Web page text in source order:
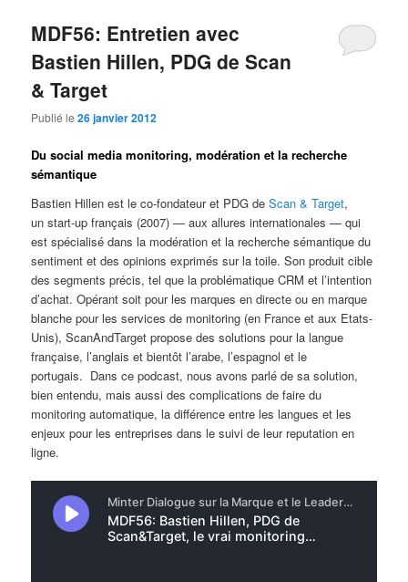
MDF56: Entretien avec
Bastien Hillen, PDG de Scan
& Target
Publié le26 janvier 2012
Du social media monitoring, modération et la recherche
sémantique
Bastien Hillen est le co-fondateur et PDG deScan & Target,
un start-up français (2007) — aux allures internationales — qui
est spécialisé dans la modération et la recherche sémantique du
sentiment et des opinions exprimés sur la toile. Son produit cible
des segments précis, tel que la problématique CRM et l’intention
d’achat. Opérant soit pour les marques en directe ou en marque
blanche pour les services de monitoring (en France et aux Etats-
Unis), ScanAndTarget propose des solutions pour la langue
française, l’anglais et bientôt l’arabe, l’espagnol et le
portugais. Dans ce podcast, nous avons parlé de sa solution,
bien entendu, mais aussi des complications de faire du
monitoring automatique, la différence entre les langues et les
enjeux pour les entreprises dans le suivi de leur reputation en
ligne.